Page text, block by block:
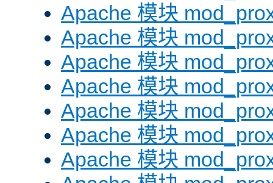
Apache 模块
Apache 模块
Apache 模块
Apache 模块
Apache 模块
Apache 模块
Apache 模块